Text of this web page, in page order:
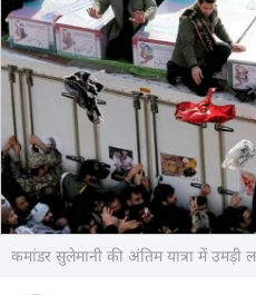
कमांडर सुलेमानी की अंतिम यात्रा में उमड़ी